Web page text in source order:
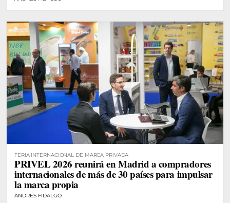
FERIA INTERNACIONAL DE MARCA PRIVADA
PRIVEL 2026 reunirá en Madrid a compradores
internacionales de más de 30 países para impulsar
la marca propia
ANDRÉS FIDALGO